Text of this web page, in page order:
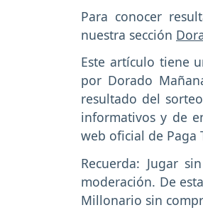
Para conocer
nuestra sección
Este artículo tiene
por Dorado
resultado del
informativos y de
web oficial de Paga
Recuerda: Jugar
moderación. De
Millonario sin